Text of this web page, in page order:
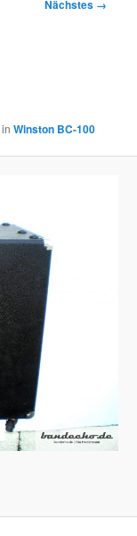
Nächstes →
inWinston BC-100